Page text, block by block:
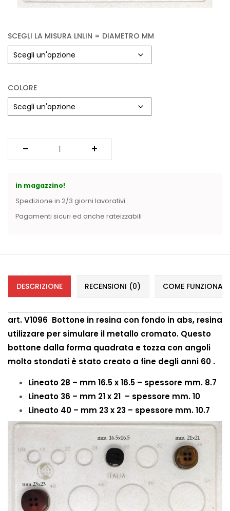
SCEGLI LA MISURA LNLIN = DIAMETRO MM
COLORE
in magazzino!
Spedizione in 2/3 giorni lavorativi
Pagamenti sicuri ed anche rateizzabili
DESCRIZIONE RECENSIONI (0) COME
art. V1096 Bottone in resina con fondo in abs, resina
utilizzare per simulare il metallo cromato. Questo
bottone dalla forma quadrata e tozza con angoli
molto stondati è stato creato a fine degli anni 60 .
Lineato 28 – mm 16.5 x 16.5 – spessore mm. 8.7
Lineato 36 – mm 21 x 21 – spessore mm. 10
Lineato 40 – mm 23 x 23 – spessore mm. 10.7